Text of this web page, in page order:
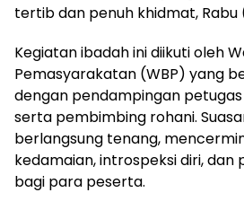
tertib dan penuh khidmat, Rabu
Kegiatan ibadah ini diikuti oleh
Pemasyarakatan (WBP) yang
dengan pendampingan
serta pembimbing rohani.
berlangsung tenang,
kedamaian, introspeksi diri,
bagi para peserta.